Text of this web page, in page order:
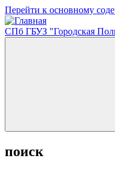
Перейти к основному
СПб ГБУЗ "Городская
поиск